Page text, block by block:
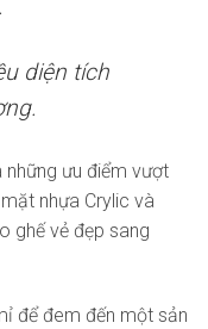
diện tích
những ưu điểm vượt
nhựa Crylic và
ghế vẻ đẹp sang
để đem đến một sản